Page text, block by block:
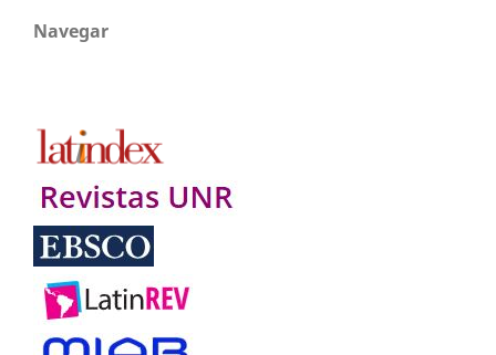
Navegar